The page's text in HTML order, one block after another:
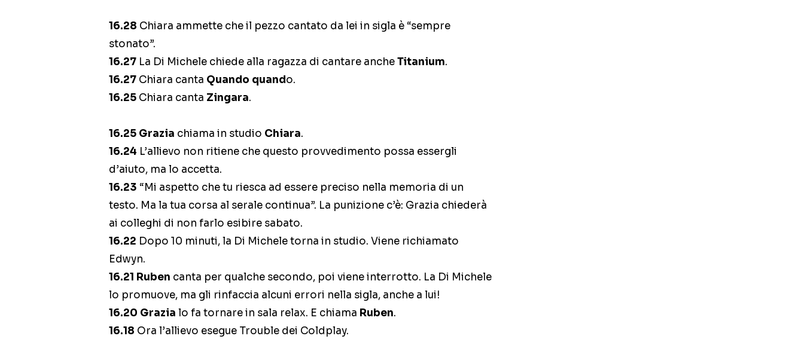
16.28 Chiara ammette che il pezzo cantato da lei in sigla è “sempre
stonato”.
16.27 La Di Michele chiede alla ragazza di cantare ancheTitanium.
16.27 Chiara canta Quando quando.
16.25 Chiara canta Zingara.
16.25 Grazia chiama in studio Chiara.
16.24 L’allievo non ritiene che questo provvedimento possa essergli
d’aiuto, ma lo accetta.
16.23 “Mi aspetto che tu riesca ad essere preciso nella memoria di un
testo. Ma la tua corsa al serale continua”. La punizione c’è: Grazia chiederà
ai colleghi di non farlo esibire sabato.
16.22 Dopo 10 minuti, la Di Michele torna in studio. Viene richiamato
Edwyn.
16.21 Ruben canta per qualche secondo, poi viene interrotto. La Di Michele
lo promuove, ma gli rinfaccia alcuni errori nella sigla, anche a lui!
16.20 Grazia lo fa tornare in sala relax. E chiama Ruben.
16.18 Ora l’allievo esegue Trouble dei Coldplay.